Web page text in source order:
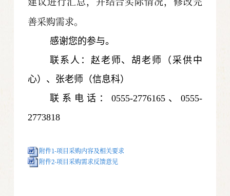
善采购需求。
感谢您的参与。
联系人：赵老师、胡老师（采供中
心）、张老师（信息科）
联系电话： 0555-2776165、 0555-
2773818
附件1-项目采购内容及相关要求
附件2-项目采购需求反馈意见